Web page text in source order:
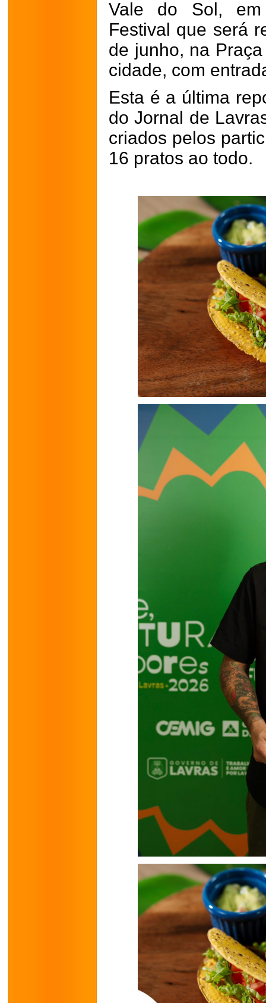
Vale do Sol,
Festival que será
de junho, na
cidade, com
Esta é a última
do Jornal de
criados pelos
16 pratos ao todo.